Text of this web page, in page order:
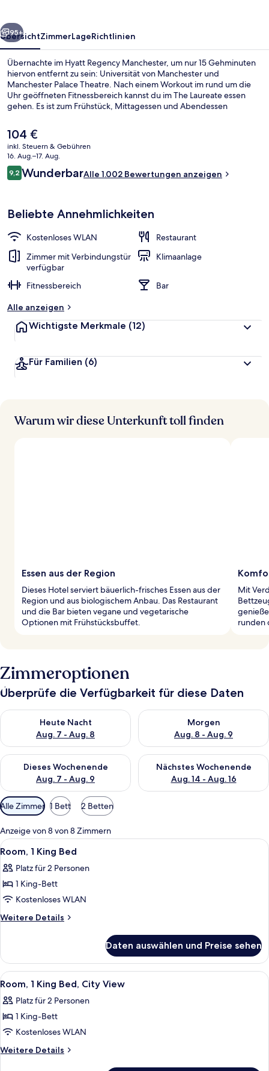
Weiter
95+
ÜbersichtZimmerLageRichtlinien
Übernachte im Hyatt Regency Manchester, um nur 15 Gehminuten
hiervon entfernt zu sein: Universität von Manchester und
Manchester Palace Theatre. Nach einem Workout im rund um die
Uhr geöffneten Fitnessbereich kannst du im The Laureate essen
gehen. Es ist zum Frühstück, Mittagessen und Abendessen
und eine Terrasse. Andere Reisende lieben das hilfsbereite
Personal.
Der
aktuelle
Preis
beträgt
104 €.
104 €
inkl. Steuern & Gebühren
16. Aug.–17. Aug.
Bewertungen
9,29,2 von 10.
WunderbarAlle 1.002 Bewertungen anzeigen
Beliebte Annehmlichkeiten
Kostenloses WLAN
Restaurant
Zimmer mit Verbindungstür
verfügbar
Klimaanlage
Fitnessbereich
Bar
Alle anzeigen
Wichtigste Merkmale (12)
Für Familien (6)
Warum wir diese Unterkunft toll finden
Essen aus der Region
Dieses Hotel serviert bäuerlich-frisches Essen aus der
Region und aus biologischem Anbau. Das Restaurant
und die Bar bieten vegane und vegetarische
Optionen mit Frühstücksbuffet.
Mit
runden
Zimmeroptionen
Überprüfe die Verfügbarkeit für diese Daten
Heute Nacht
Aug. 7 - Aug. 8
Überprüfe die Verfügbarkeit für heute Nacht, Aug. 7 - Aug. 8.
Morgen
Aug. 8 - Aug. 9
Überprüfe die Verfügbarkeit
Dieses Wochenende
Aug. 7 - Aug. 9
Überprüfe die Verfügbarkeit für dieses Wochenende, Aug. 7
Nächstes Wochenende
Aug. 14 - Aug. 16
Überprüfe die Verfügbarkeit
Verfügbare
Filter
für
Zimmer
Alle Zimmer 1 Bett 2 Betten
Anzeige von 8 von 8 Zimmern
Alle
Fotos
für
Room,
1
King
Ein Hotelzimmer mit einem großen
11
Room, 1 King Bed
Platz für 2 Personen
1 King-Bett
Kostenloses WLAN
Weitere Details
Weitere
1
King
Bed
Daten auswählen und Preise sehen
Alle
Fotos
für
Room,
1
King
Ein Hotelzimmer mit einem großen
9
Room, 1 King Bed, City View
Platz für 2 Personen
1 King-Bett
Kostenloses WLAN
Weitere Details
Weitere